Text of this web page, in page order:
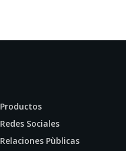
Productos
Redes Sociales
Relaciones Pùblicas